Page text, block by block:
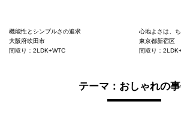
機能性とシンプルさの追求
大阪府吹田市
間取り：2LDK+WTC
心地よさは、
東京都新宿区
間取り：
テーマ：おしゃれの事